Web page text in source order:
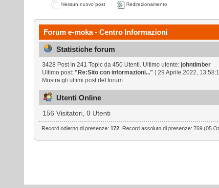
Nessun nuovo post Redirezionamento
Forum e-moka - Centro Informazioni
Statistiche forum
3428 Post in 241 Topic da 450 Utenti. Ultimo utente:johntimber
Ultimo post:"Re:Sito con informazioni..." ( 29 Aprile 2022,
Mostra gli ultimi post del forum.
Utenti Online
156 Visitatori, 0 Utenti
Record odierno di presenze:172 . Record assoluto di presenze: 769 (05